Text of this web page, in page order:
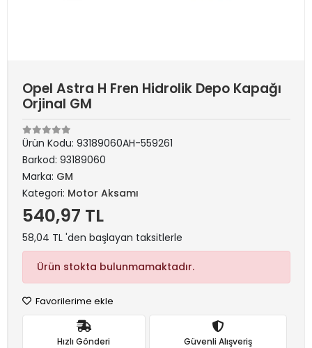
Opel Astra H Fren Hidrolik Depo Kapağı
Orjinal GM
Ürün Kodu: 93189060AH-559261
Barkod: 93189060
Marka: GM
Kategori: Motor Aksamı
540,97 TL
58,04 TL 'den başlayan taksitlerle
Ürün stokta bulunmamaktadır.
Favorilerime ekle
Hızlı Gönderi Güvenli Alışveriş